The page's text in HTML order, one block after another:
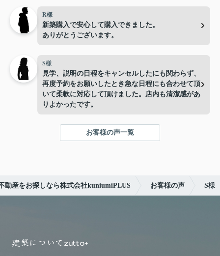
R様
新築購入で安心して購入できました。
ありがとうございます。
S様
見学、説明の日程をキャンセルしたにも関わらず、
再度予約をお願いしたとき急な日程にも合わせて頂
いて柔軟に対応して頂けました。店内も清潔感があ
りよかったです。
お客様の声一覧
動産をお探しなら株式会社kuniumiPLUS お客様の声 S様
建築について zutto+